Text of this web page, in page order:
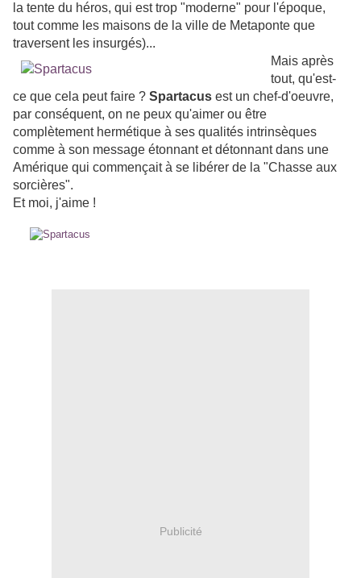
la tente du héros, qui est trop "moderne" pour l'époque,
tout comme les maisons de la ville de Metaponte que
traversent les insurgés)...
Mais après
tout, qu'est-
ce que cela peut faire ? Spartacus est un chef-d'oeuvre,
par conséquent, on ne peux qu'aimer ou être
complètement hermétique à ses qualités intrinsèques
comme à son message étonnant et détonnant dans une
Amérique qui commençait à se libérer de la "Chasse aux
sorcières".
Et moi, j'aime !
Publicité